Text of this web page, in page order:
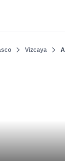
Vizcaya